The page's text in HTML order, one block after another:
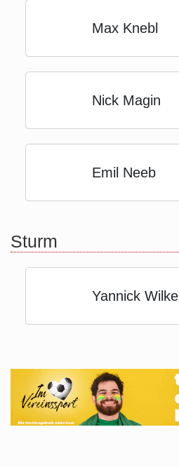
Max Knebl
Nick Magin
Emil Neeb
Sturm
Yannick Wilke